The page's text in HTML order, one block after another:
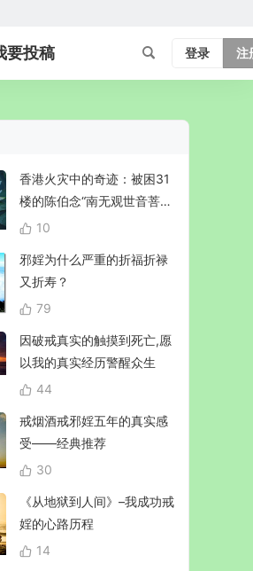
要投稿 登录 注
香港火灾中的奇迹：被困31
楼的陈伯念“南无观世音菩
萨”20小时奇迹生还！
10
邪婬为什么严重的折福折禄
又折寿？
79
因破戒真实的触摸到死亡,愿
以我的真实经历警醒众生
44
戒烟酒戒邪婬五年的真实感
受——经典推荐
30
《从地狱到人间》–我成功戒
婬的心路历程
14